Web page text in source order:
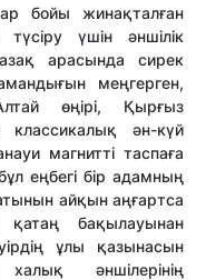
бойы жинақталған
үшін әншілік
арасында сирек
меңгерген,
өңірі, Қырғыз
ән-күй
магнитті таспаға
еңбегі бір адамның
айқын аңғартса
қатаң бақылауынан
ұлы қазынасын
халық әншілерінің